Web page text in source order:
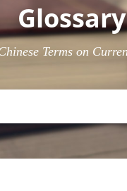
Glossary
Terms on